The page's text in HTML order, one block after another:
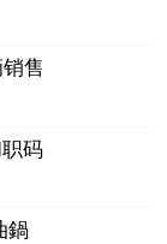
售
码
鍋